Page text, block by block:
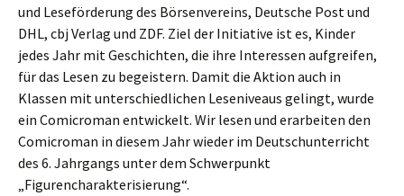
und Leseförderung des Börsenvereins, Deutsche Post und
DHL, cbj Verlag und ZDF. Ziel der Initiative ist es, Kinder
jedes Jahr mit Geschichten, die ihre Interessen aufgreifen,
für das Lesen zu begeistern. Damit die Aktion auch in
Klassen mit unterschiedlichen Leseniveaus gelingt, wurde
ein Comicroman entwickelt. Wir lesen und erarbeiten den
Comicroman in diesem Jahr wieder im Deutschunterricht
des 6. Jahrgangs unter dem Schwerpunkt
„Figurencharakterisierung“.